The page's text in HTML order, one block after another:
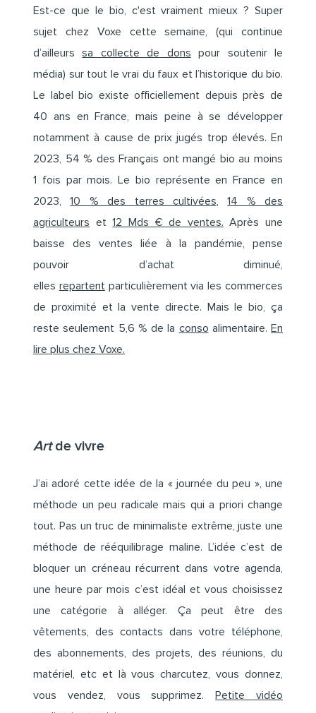
Est-ce que le bio, c'est vraiment mieux ? Super
sujet chez Voxe cette semaine, (qui continue
d’ailleurssa collecte de dons pour soutenir le
média) sur tout le vrai du faux et l’historique du bio.
Le label bio existe officiellement depuis près de
40 ans en France, mais peine à se développer
notamment à cause de prix jugés trop élevés. En
2023, 54 % des Français ont mangé bio au moins
1 fois par mois. Le bio représente en France en
2023,10 % des terres cultivées,14 % des
agriculteurs et12 Mds € de ventes. Après une
baisse des ventes liée à la pandémie, pense
pouvoir d’achat diminué,
elles repartentparticulièrement via les commerces
de proximité et la vente directe. Mais le bio, ça
reste seulement 5,6 % de la conso alimentaire. En
lire plus chez Voxe.
Artde vivre
J’ai adoré cette idée de la « journée du peu », une
méthode un peu radicale mais qui a priori change
tout. Pas un truc de minimaliste extrême, juste une
méthode de rééquilibrage maline. L’idée c’est de
bloquer un créneau récurrent dans votre agenda,
une heure par mois c’est idéal et vous choisissez
une catégorie à alléger. Ça peut être des
vêtements, des contacts dans votre téléphone,
des abonnements, des projets, des réunions, du
matériel, etc et là vous charcutez, vous donnez,
vous vendez, vous supprimez.Petite vidéo